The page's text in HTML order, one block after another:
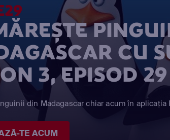
CU
3, EPISOD 29
din Madagascar chiar acum în aplicația
TE ACUM